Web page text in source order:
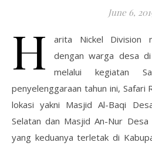
June 6,
H
arita Nickel Division
dengan warga desa
melalui kegiatan
penyelenggaraan tahun ini, Safari
lokasi yakni Masjid Al-Baqi
Selatan dan Masjid An-Nur
yang keduanya terletak di